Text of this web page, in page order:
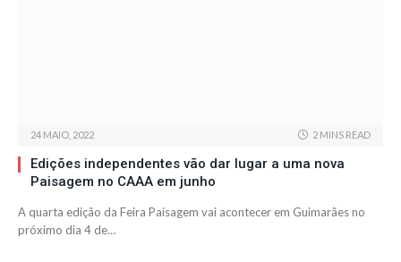
24 MAIO, 2022 2 MINS READ
Edições independentes vão dar lugar a uma nova
Paisagem no CAAA em junho
A quarta edição da Feira Paisagem vai acontecer em Guimarães no
próximo dia 4 de…